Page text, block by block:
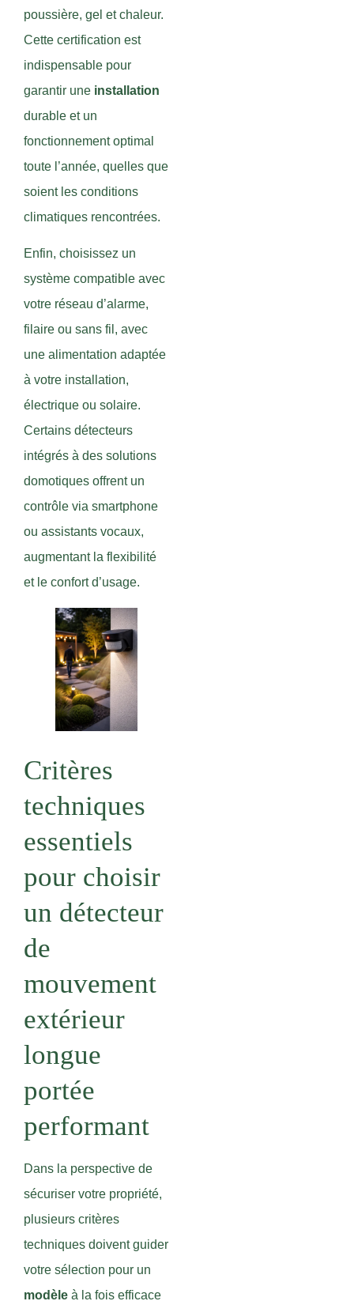
poussière, gel et chaleur.
Cette certification est
indispensable pour
garantir une installation
durable et un
fonctionnement optimal
toute l’année, quelles que
soient les conditions
climatiques rencontrées.
Enfin, choisissez un
système compatible avec
votre réseau d’alarme,
filaire ou sans fil, avec
une alimentation adaptée
à votre installation,
électrique ou solaire.
Certains détecteurs
intégrés à des solutions
domotiques offrent un
contrôle via smartphone
ou assistants vocaux,
augmentant la flexibilité
et le confort d’usage.
Critères
techniques
essentiels
pour choisir
un détecteur
de
mouvement
extérieur
longue
portée
performant
Dans la perspective de
sécuriser votre propriété,
plusieurs critères
techniques doivent guider
votre sélection pour un
modèle à la fois efficace